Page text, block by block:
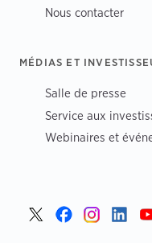
Nous contacter
MÉDIAS ET
Salle de presse
Service aux
Webinaires et